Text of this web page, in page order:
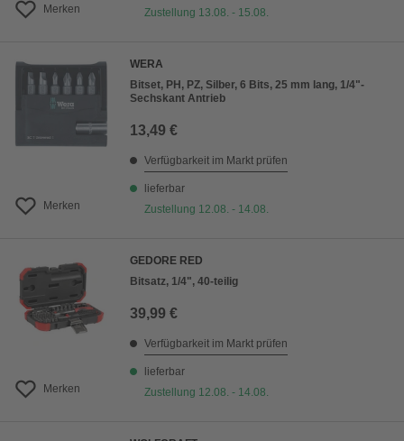
Merken
Zustellung 13.08. - 15.08.
Merken
WERA
Bitset, PH, PZ, Silber, 6 Bits, 25 mm lang, 1/4"-
Sechskant Antrieb
13,49 €
Verfügbarkeit im Markt prüfen
lieferbar
Zustellung 12.08. - 14.08.
Merken
GEDORE RED
Bitsatz, 1/4", 40-teilig
39,99 €
Verfügbarkeit im Markt prüfen
lieferbar
Zustellung 12.08. - 14.08.